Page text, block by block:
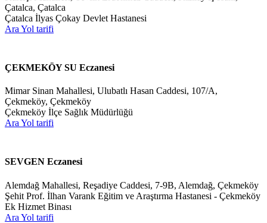
Çatalca, Çatalca
Çatalca İlyas Çokay Devlet Hastanesi
Ara Yol tarifi
ÇEKMEKÖY SU Eczanesi
Mimar Sinan Mahallesi, Ulubatlı Hasan Caddesi, 107/A,
Çekmeköy, Çekmeköy
Çekmeköy İlçe Sağlık Müdürlüğü
Ara Yol tarifi
SEVGEN Eczanesi
Alemdağ Mahallesi, Reşadiye Caddesi, 7-9B, Alemdağ, Çekmeköy
Şehit Prof. İlhan Varank Eğitim ve Araştırma Hastanesi - Çekmeköy
Ek Hizmet Binası
Ara Yol tarifi